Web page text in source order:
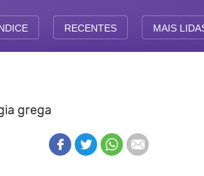
RECENTES MAIS
grega